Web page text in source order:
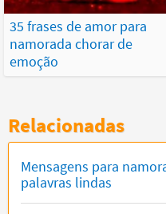
35 frases de amor para
namorada chorar de
emoção
Relacionadas
Mensagens para
palavras lindas